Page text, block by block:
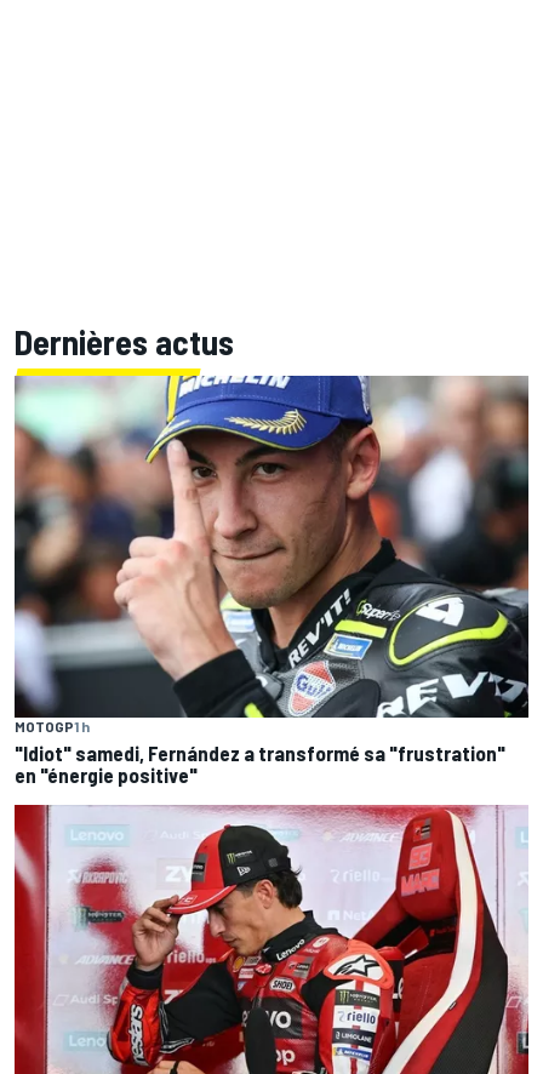
Dernières actus
MOTOGP1 h
"Idiot" samedi, Fernández a transformé sa "frustration"
en "énergie positive"